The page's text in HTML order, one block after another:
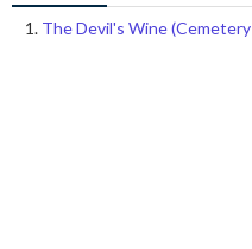
The Devil's Wine